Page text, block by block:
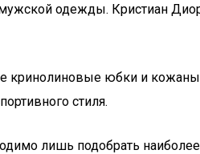
одежды. Кристиан
кринолиновые юбки и
стиля.
лишь подобрать